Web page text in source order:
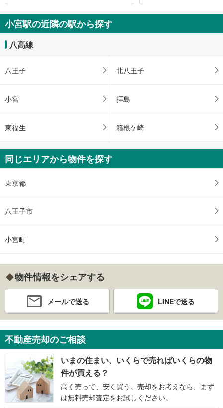
小宮駅の近隣の駅から探す
八高線
八王子 北八王子
小宮 拝島
東福生 箱根ケ崎
同じエリアから物件を探す
東京都
八王子市
小宮町
物件情報をシェアする
メールで送る LINEで送る
不動産売却のご相談
いまの住まい、いくらで売ればいくらの物
件が買える？
高く売って、安く買う。売却をお考えなら、まず
は無料売却査定をお試しください。